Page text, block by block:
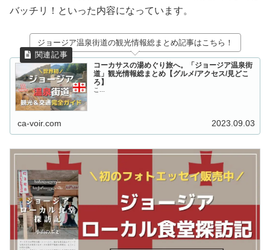
バッチリ！といった内容になっています。
ジョージア温泉街道の観光情報総まとめ記事はこちら！
コーカサスの湯めぐり旅へ。「ジョージア温泉街
道」観光情報総まとめ【グルメ/アクセス/見どこ
ろ】
こ...
ca-voir.com 2023.09.03